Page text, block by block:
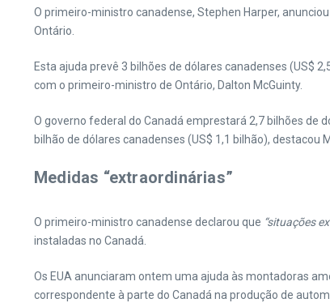
O primeiro-ministro canadense, Stephen Harper,
Ontário.
Esta ajuda prevê 3 bilhões de dólares canadenses (US$
com o primeiro-ministro de Ontário, Dalton McGuinty.
O governo federal do Canadá emprestará 2,7 bilhões de
bilhão de dólares canadenses (US$ 1,1 bilhão), destacou
Medidas “extraordinárias”
O primeiro-ministro canadense declarou que “situações
instaladas no Canadá.
Os EUA anunciaram ontem uma ajuda às montadoras
correspondente à parte do Canadá na produção de